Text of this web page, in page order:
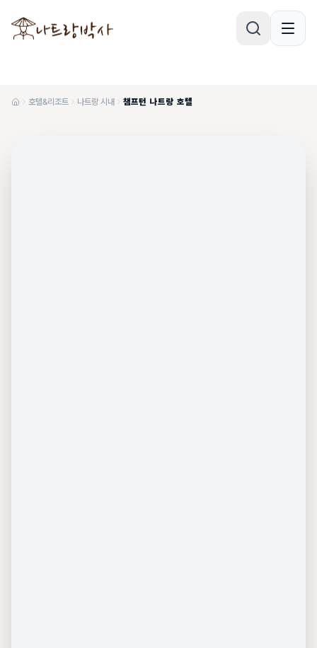
호텔&리조트 나트랑 시내 챔프턴 나트랑 호텔